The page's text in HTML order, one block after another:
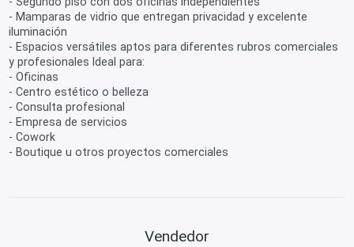
- Mamparas de vidrio que entregan privacidad y excelente
iluminación
- Espacios versátiles aptos para diferentes rubros comerciales
y profesionales Ideal para:
- Oficinas
- Centro estético o belleza
- Consulta profesional
- Empresa de servicios
- Cowork
- Boutique u otros proyectos comerciales
Vendedor